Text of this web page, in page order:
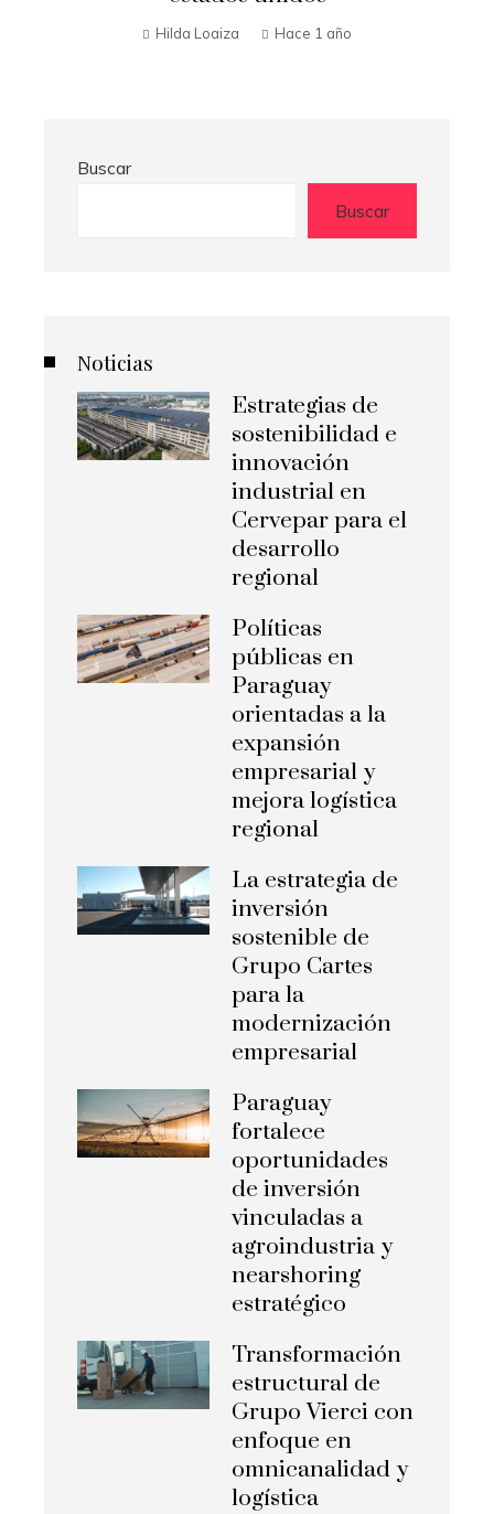
Buscar
Buscar
Noticias
Estrategias de
sostenibilidad e
innovación
industrial en
Cervepar para el
desarrollo
regional
Políticas
públicas en
Paraguay
orientadas a la
expansión
empresarial y
mejora logística
regional
La estrategia de
inversión
sostenible de
Grupo Cartes
para la
modernización
empresarial
Paraguay
fortalece
oportunidades
de inversión
vinculadas a
agroindustria y
nearshoring
estratégico
Transformación
estructural de
Grupo Vierci con
enfoque en
omnicanalidad y
logística